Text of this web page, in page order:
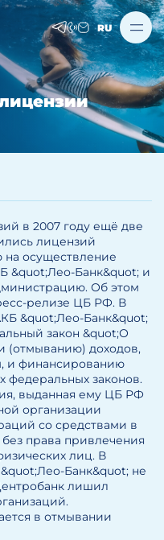
RU
в 2007 году ещё две
лицензий
на осуществление
&quot;Лео-Банк&quot; и
Об этом
релизе ЦБ РФ. В
&quot;Лео-Банк&quot;
закон &quot;О
(отмыванию) доходов,
и финансированию
федеральных законов.
выданная ему ЦБ РФ
организации
со средствами в
права привлечения
лиц. В
Банк&quot; не
лишил
в отмывании